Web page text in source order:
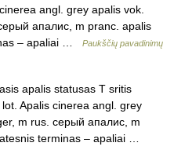
angl. grey apalis vok.
апалис, m pranc. apalis
– apaliai …
Paukščių pavadinimų
apalis statusas T sritis
Apalis cinerea angl. grey
m rus. серый апалис, m
terminas – apaliai …